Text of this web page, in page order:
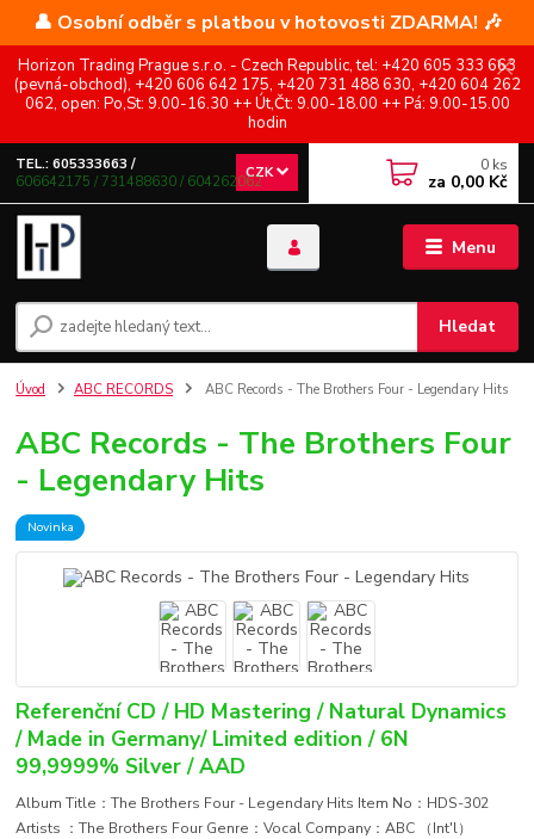
👤 Osobní odběr s platbou v hotovosti ZDARMA! 🎶
Horizon Trading Prague s.r.o. - Czech Republic, tel: +420 605 333 663
(pevná-obchod), +420 606 642 175, +420 731 488 630, +420 604 262
062, open: Po,St: 9.00-16.30 ++ Út,Čt: 9.00-18.00 ++ Pá: 9.00-15.00
hodin
Menu
CZK
Hledat
TEL.: 605333663 /
606642175 / 731488630 / 604262062
0 ks
za 0,00 Kč
Úvod ABC RECORDS ABC Records - The Brothers Four - Legendary Hits
ABC Records - The Brothers Four
- Legendary Hits
Novinka
Referenční CD / HD Mastering / Natural Dynamics
/ Made in Germany/ Limited edition / 6N
99,9999% Silver / AAD
Album Title：The Brothers Four - Legendary Hits Item No：HDS-302
Artists ：The Brothers Four Genre：Vocal Company：ABC （Int'l）